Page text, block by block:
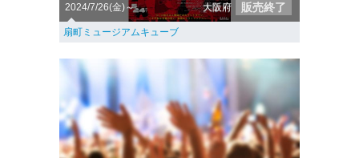
2024/7/26(金)～ 大阪府 販売終了
扇町ミュージアムキューブ